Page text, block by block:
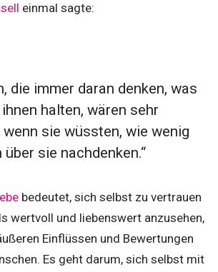
einmal sagte:
die immer daran denken, was
halten, wären sehr
sie wüssten, wie wenig
über sie nachdenken.“
bedeutet, sich selbst zu vertrauen
wertvoll und liebenswert anzusehen,
Einflüssen und Bewertungen
Es geht darum, sich selbst mit